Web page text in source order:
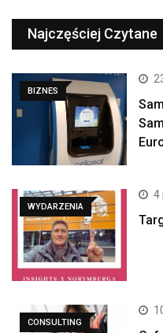
Najczęściej Czytane
BIZNES
WYDARZENIA
4
CONSULTING